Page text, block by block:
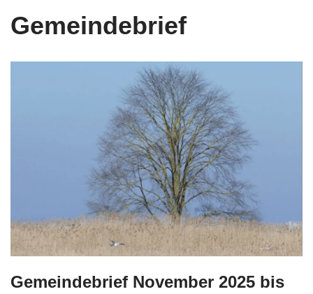
Gemeindebrief
Gemeindebrief November 2025 bis